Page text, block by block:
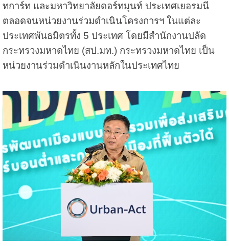
ทการ์ท และมหาวิทยาลัยดอร์ทมุนท์ ประเทศเยอรมนี
ตลอดจนหน่วยงานร่วมดำเนินโครงการฯ ในแต่ละ
ประเทศพันธมิตรทั้ง 5 ประเทศ โดยมีสำนักงานปลัด
กระทรวงมหาดไทย (สป.มท.) กระทรวงมหาดไทย เป็น
หน่วยงานร่วมดำเนินงานหลักในประเทศไทย